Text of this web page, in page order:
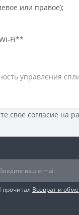
или правое);
Fi**
управления
свое согласие на
прочитал Возврат и